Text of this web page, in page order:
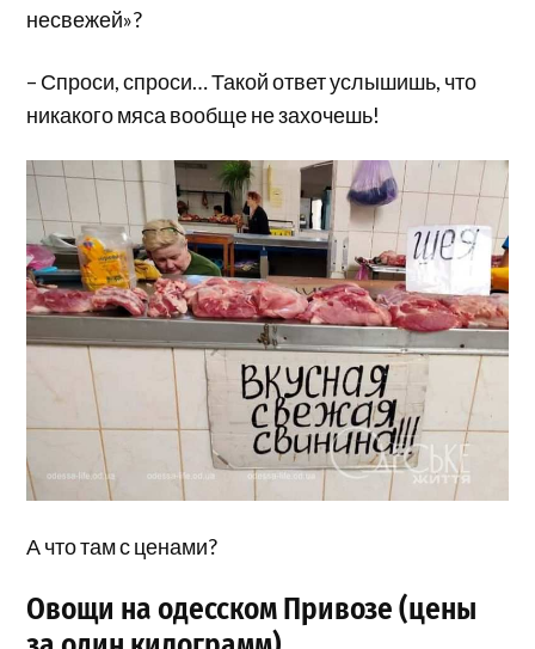
несвежей»?
– Спроси, спроси… Такой ответ услышишь, что
никакого мяса вообще не захочешь!
А что там с ценами?
Овощи на одесском Привозе (цены